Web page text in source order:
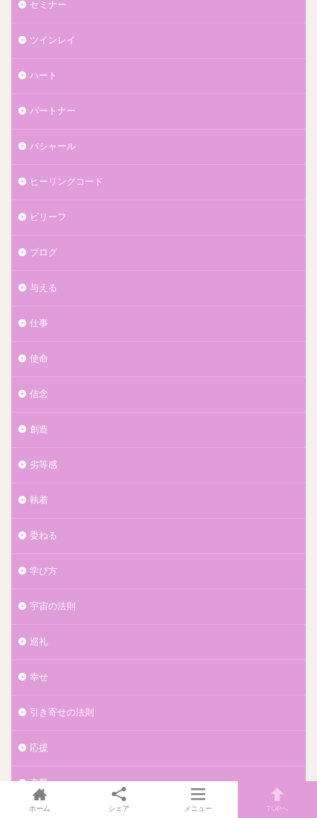
セミナー
ツインレイ
ハート
パートナー
バシャール
ヒーリングコード
ビリーフ
ブログ
与える
仕事
使命
信念
創造
劣等感
執着
委ねる
学び方
宇宙の法則
巡礼
幸せ
引き寄せの法則
応援
恋愛
ホーム シェア メニュー TOPへ